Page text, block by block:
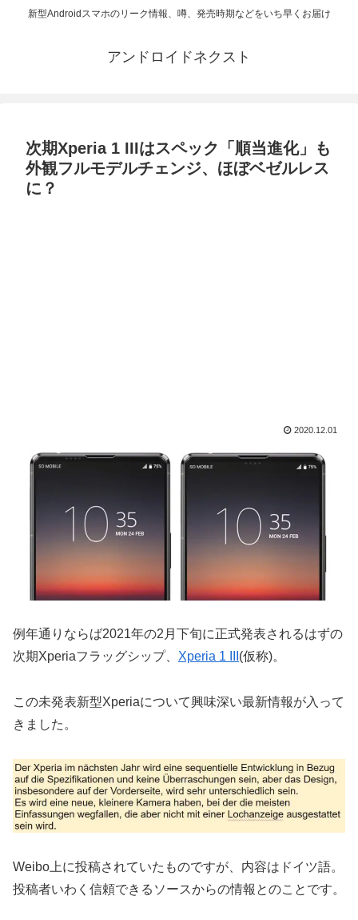
新型Androidスマホのリーク情報、噂、発売時期などをいち早くお届け
アンドロイドネクスト
次期Xperia 1 IIIはスペック「順当進化」も
外観フルモデルチェンジ、ほぼベゼルレス
に？
2020.12.01
例年通りならば2021年の2月下旬に正式発表されるはずの
次期Xperiaフラッグシップ、 Xperia 1 III (仮称)。
この未発表新型Xperiaについて興味深い最新情報が入って
きました。
Weibo上に投稿されていたものですが、内容はドイツ語。
投稿者いわく信頼できるソースからの情報とのことです。